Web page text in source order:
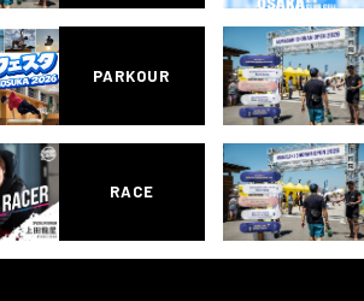
PARKOUR
RACE